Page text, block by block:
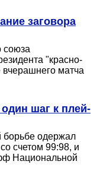
заговора
союза
"красно-
матча
шаг к плей-
борьбе одержал
счетом 99:98, и
Национальной